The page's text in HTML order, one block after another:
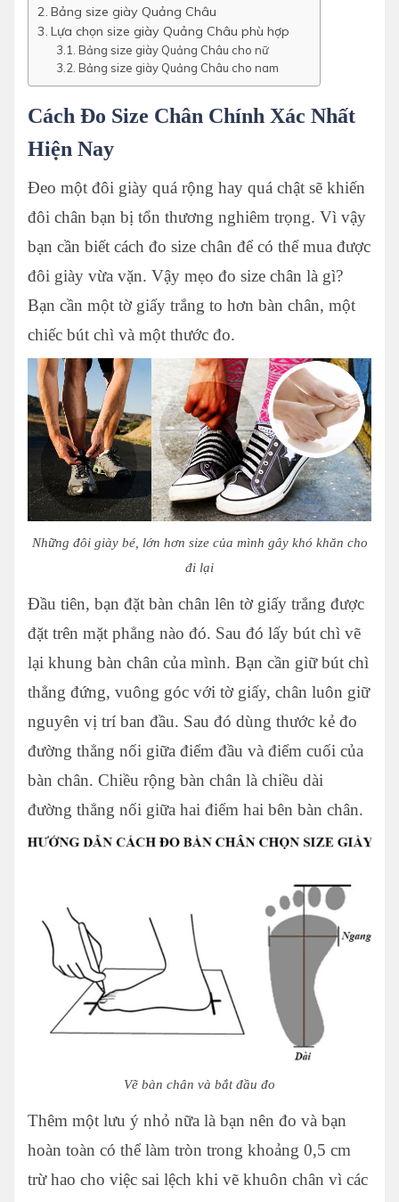
Bảng size giày Quảng Châu
Lựa chọn size giày Quảng Châu phù hợp
Bảng size giày Quảng Châu cho nữ
Bảng size giày Quảng Châu cho nam
Cách Đo Size Chân Chính Xác Nhất
Hiện Nay
Đeo một đôi giày quá rộng hay quá chật sẽ khiến
đôi chân bạn bị tổn thương nghiêm trọng. Vì vậy
bạn cần biết cách đo size chân để có thể mua được
đôi giày vừa vặn. Vậy mẹo đo size chân là gì?
Bạn cần một tờ giấy trắng to hơn bàn chân, một
chiếc bút chì và một thước đo.
Những đôi giày bé, lớn hơn size của mình gây khó khăn cho
đi lại
Đầu tiên, bạn đặt bàn chân lên tờ giấy trắng được
đặt trên mặt phẳng nào đó. Sau đó lấy bút chì vẽ
lại khung bàn chân của mình. Bạn cần giữ bút chì
thẳng đứng, vuông góc với tờ giấy, chân luôn giữ
nguyên vị trí ban đầu. Sau đó dùng thước kẻ đo
đường thẳng nối giữa điểm đầu và điểm cuối của
bàn chân. Chiều rộng bàn chân là chiều dài
đường thẳng nối giữa hai điểm hai bên bàn chân.
Vẽ bàn chân và bắt đầu đo
Thêm một lưu ý nhỏ nữa là bạn nên đo và bạn
hoàn toàn có thể làm tròn trong khoảng 0,5 cm
trừ hao cho việc sai lệch khi vẽ khuôn chân vì các